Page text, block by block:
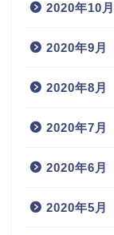
2020年10月
2020年9月
2020年8月
2020年7月
2020年6月
2020年5月